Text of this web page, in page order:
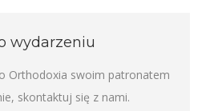
wydarzeniu
Orthodoxia swoim patronatem
skontaktuj się z nami.